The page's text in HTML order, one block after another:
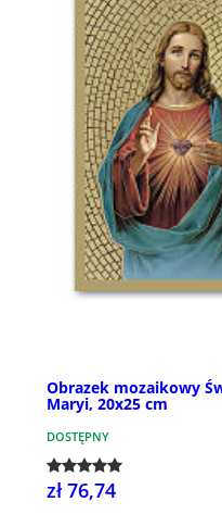
Obrazek mozaikowy
Maryi, 20x25 cm
DOSTĘPNY
zł 76,74